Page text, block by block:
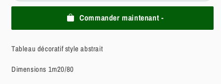
Commander maintenant -
Tableau décoratif style abstrait
Dimensions 1m20/80